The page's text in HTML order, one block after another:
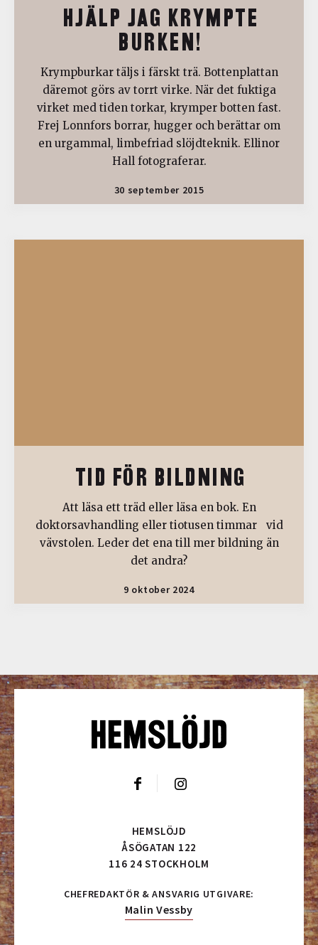
HJÄLP JAG KRYMPTE
BURKEN!
Krympburkar täljs i färskt trä. Bottenplattan
däremot görs av torrt virke. När det fuktiga
virket med tiden torkar, krymper botten fast.
Frej Lonnfors borrar, hugger och berättar om
en urgammal, limbefriad slöjdteknik. Ellinor
Hall fotograferar.
30 september 2015
TID FÖR BILDNING
Att läsa ett träd eller läsa en bok. En
doktorsavhandling eller tiotusen timmar vid
vävstolen. Leder det ena till mer bildning än
det andra?
9 oktober 2024
HEMSLÖJD
ÅSÖGATAN 122
116 24 STOCKHOLM
CHEFREDAKTÖR & ANSVARIG UTGIVARE:
Malin Vessby